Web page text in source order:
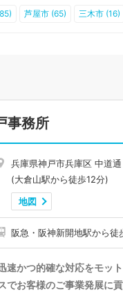
芦屋市 (65) 三木市 (16)
事務所
兵庫県神戸市兵庫区 中道
(大倉山駅から徒歩12分)
地図
阪急・阪神新開地駅から徒
速かつ的確な対応をモッ
でお客様のご事業発展に貢